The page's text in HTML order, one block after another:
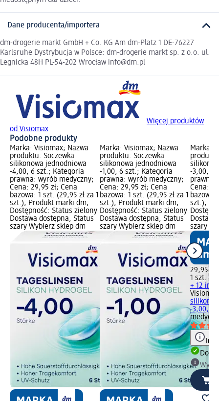
Dane producenta/importera
dm-drogerie markt GmbH + Co. KG Am dm-Platz 1 DE-76227
Karlsruhe Dystrybucja w Polsce: dm-drogerie markt sp. z o.o. ul.
Legnicka 48H PL-54-202 Wrocław info@dm.pl
Więcej produktów
od Visiomax
Podobne produkty
Marka: Visiomax; Nazwa
produktu: Soczewka
silikonowa jednodniowa
-4,00, 6 szt.; Kategoria
prawna: wyrób medyczny;
Cena: 29,95 zł; Cena
bazowa: 1 szt. (29,95 zł za 1
szt.); Produkt marki dm;
Dostępność: Status zielony
Dostawa dostępna, Status
szary Wybierz sklep dm
Marka: Visiomax; Nazwa
produktu: Soczewka
silikonowa jednodniowa
-1,00, 6 szt.; Kategoria
prawna: wyrób medyczny;
Cena: 29,95 zł; Cena
bazowa: 1 szt. (29,95 zł za 1
szt.); Produkt marki dm;
Dostępność: Status zielony
Dostawa dostępna, Status
szary Wybierz sklep dm
Marka:
-3,00, 6
prawna:
Cena:
bazowa:
szt.);
szary
29,95 zł
1 szt.
+ 12
Visiomax
-3,00, 6